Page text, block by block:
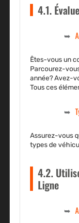
4.1.
Êtes-vous un
Parcourez-
année? Avez-
Tous ces
Assurez-vous
types de
4.2.
Ligne